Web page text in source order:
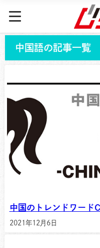
中国語の記事一覧
中国のトレンドワード
2021年12月6日